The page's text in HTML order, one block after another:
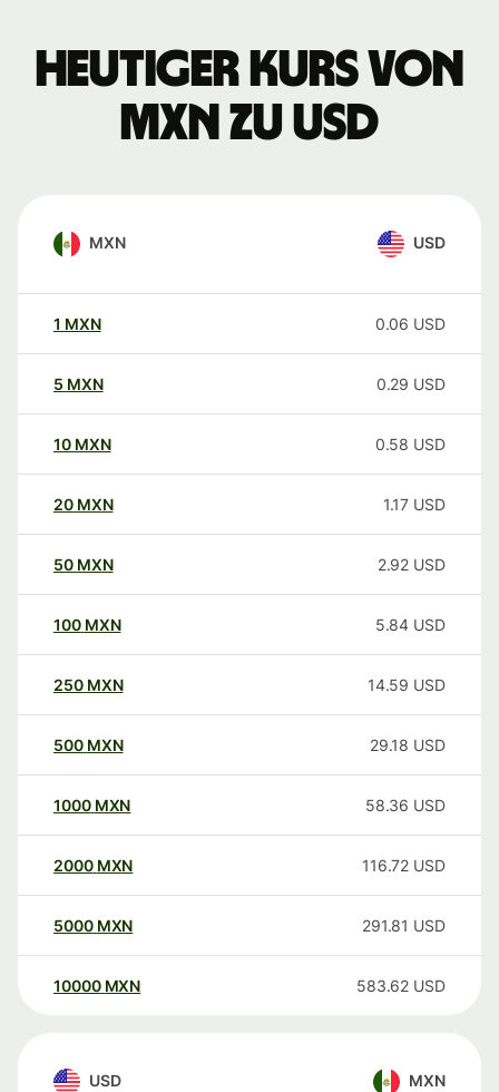
Heutiger Kurs von
MXN zu USD
MXN USD
1 MXN 0.06 USD
5 MXN 0.29 USD
10 MXN 0.58 USD
20 MXN 1.17 USD
50 MXN 2.92 USD
100 MXN 5.84 USD
250 MXN 14.59 USD
500 MXN 29.18 USD
1000 MXN 58.36 USD
2000 MXN 116.72 USD
5000 MXN 291.81 USD
10000 MXN 583.62 USD
USD MXN